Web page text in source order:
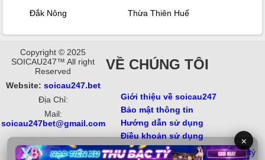
Đắk Nông
Thừa Thiên Huế
Copyright © 2025
SOICAU247™ All right
Reserved
Website: soicau247.bet
Địa Chỉ:
Mail:
soicau247bet@gmail.com
3BET motphimchill
https://hd88vn.com/
VỀ CHÚNG TÔI
Giới thiệu về soicau247
Bảo mật thông tin
Hướng dẫn sử dụng
Điều khoản sử dụng
Từ khóa: soi cầu 247, xổ số, soi kèo,tỷ
×